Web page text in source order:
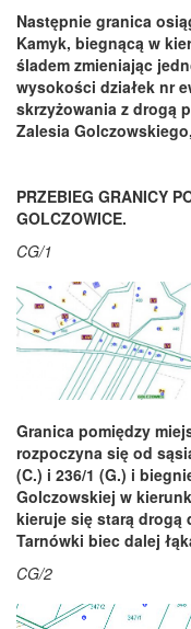
Następnie granica
Kamyk, biegnącą w
śladem zmieniając
wysokości działek nr
skrzyżowania z drogą
Zalesia
PRZEBIEG GRANICY
GOLCZOWICE.
CG/1
Granica pomiędzy
rozpoczyna się od
(C.) i 236/1 (G.) i
Golczowskiej w
kieruje się starą drogą
Tarnówki biec dalej
CG/2